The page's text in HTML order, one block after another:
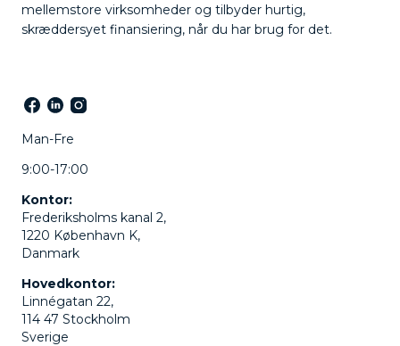
mellemstore virksomheder og tilbyder hurtig,
skræddersyet finansiering, når du har brug for det.
Man-Fre
9:00-17:00
Kontor:
Frederiksholms kanal 2,
1220 København K,
Danmark
Hovedkontor:
Linnégatan 22,
114 47 Stockholm
Sverige